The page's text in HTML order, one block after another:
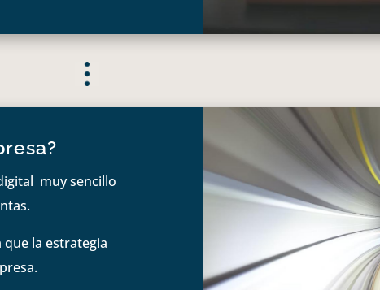
muy sencillo
la estrategia